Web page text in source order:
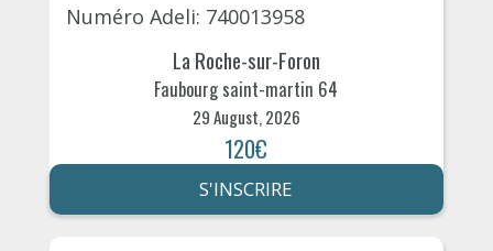
Numéro Adeli: 740013958
La Roche-sur-Foron
Faubourg saint-martin 64
29 August, 2026
120€
S'INSCRIRE